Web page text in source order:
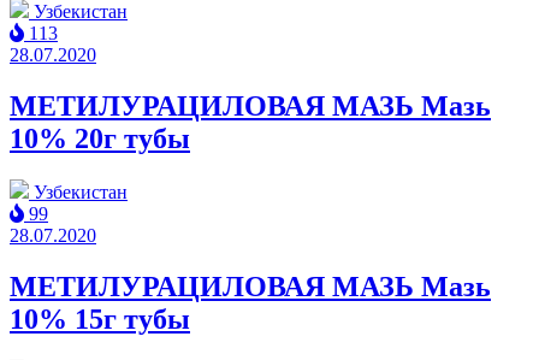
Узбекистан
113
28.07.2020
МЕТИЛУРАЦИЛОВАЯ МАЗЬ Мазь
10% 20г тубы
Узбекистан
99
28.07.2020
МЕТИЛУРАЦИЛОВАЯ МАЗЬ Мазь
10% 15г тубы